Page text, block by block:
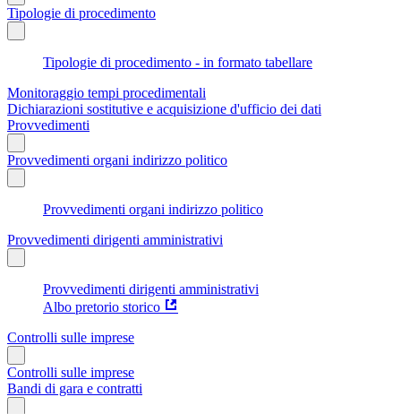
Tipologie di procedimento
Tipologie di procedimento - in formato tabellare
Monitoraggio tempi procedimentali
Dichiarazioni sostitutive e acquisizione d'ufficio dei dati
Provvedimenti
Provvedimenti organi indirizzo politico
Provvedimenti organi indirizzo politico
Provvedimenti dirigenti amministrativi
Provvedimenti dirigenti amministrativi
Albo pretorio storico
Controlli sulle imprese
Controlli sulle imprese
Bandi di gara e contratti